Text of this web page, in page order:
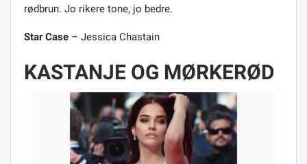
rødbrun. Jo rikere tone, jo bedre.
Star Case – Jessica Chastain
KASTANJE OG MØRKERØD